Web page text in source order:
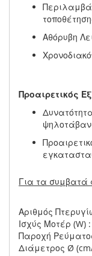
Αθόρυβη
Προαιρετικός
Για τα συμβατά
Αριθμός
Ισχύς Μοτέρ (W)
Παροχή
Διάμετρος Ø